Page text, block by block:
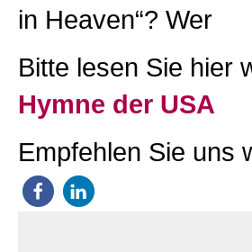
in Heaven“? Wer
Bitte lesen Sie hier
Hymne der USA
Empfehlen Sie uns